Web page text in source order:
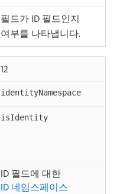
필드가 ID 필드인지
여부를 나타냅니다.
12
identityNamespace
isIdentity
ID 필드에 대한
ID 네임스페이스